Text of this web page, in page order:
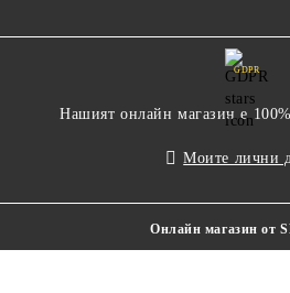
GDPR
Нашият онлайн магазин е 100%
Моите лични
Онлайн магазин от